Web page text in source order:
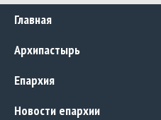
Главная
Архипастырь
Епархия
Новости епархии